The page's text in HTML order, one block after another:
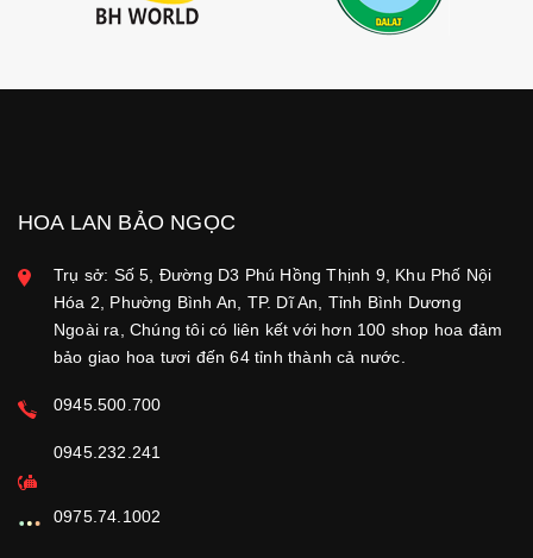
HOA LAN BẢO NGỌC
Trụ sở: Số 5, Đường D3 Phú Hồng Thịnh 9, Khu Phố Nội
Hóa 2, Phường Bình An, TP. Dĩ An, Tỉnh Bình Dương
Ngoài ra, Chúng tôi có liên kết với hơn 100 shop hoa đảm
bảo giao hoa tươi đến 64 tỉnh thành cả nước.
0945.500.700
0945.232.241
0975.74.1002